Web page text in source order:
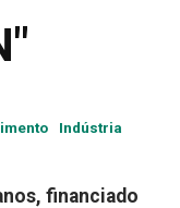
Indústria
financiado